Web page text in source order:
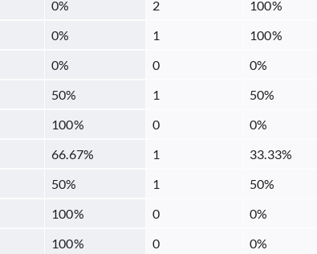
0% 2 100%
0% 1 100%
0% 0 0%
50% 1 50%
100% 0 0%
66.67% 1 33.33%
50% 1 50%
100% 0 0%
100% 0 0%